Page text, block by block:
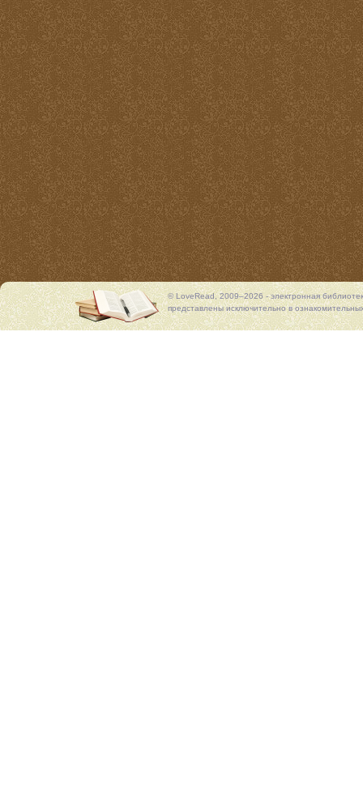
© LoveRead, 2009–2026 - электронная
представлены исключительно в